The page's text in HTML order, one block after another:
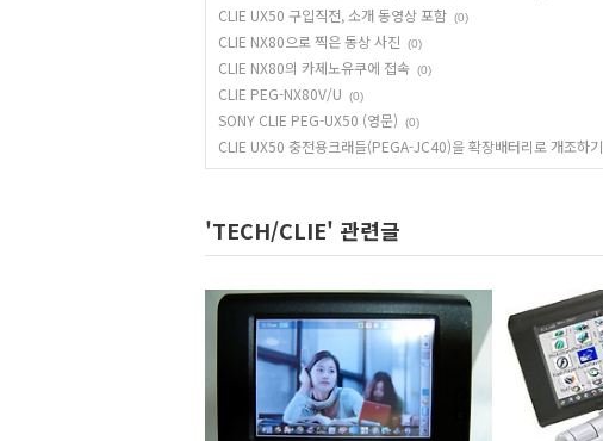
CLIE UX50 구입직전, 소개 동영상 포함 (0)
CLIE NX80으로 찍은 동상 사진 (0)
CLIE NX80의 카제노유쿠에 접속 (0)
CLIE PEG-NX80V/U (0)
SONY CLIE PEG-UX50 (영문) (0)
CLIE UX50 충전용크래들(PEGA-JC40)을 확장배터리로 개조하기
'TECH/CLIE' 관련글